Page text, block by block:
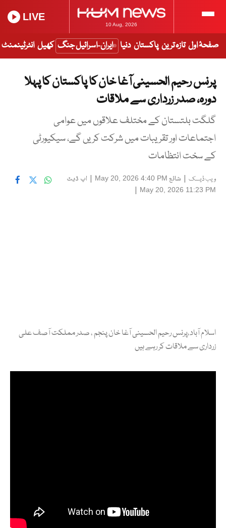
10 Aug, 2026
LIVE
صفحۂ اول تازہ ترین پاکستان دنیا ایران-اسرائیل جنگ کھیل انٹرٹینمنٹ
پرنس رحیم الحسینی آغا خان کا پاکستان کا پہلا
دورہ، صدر زرداری سے ملاقات
گلگت بلتستان کے مختلف علاقوں میں عوامی
اجتماعات اور تقریبات میں شرکت کریں گے، سیکیورٹی
کے سخت انتظامات
ویب ڈیسک | شائع May 20, 2026 4:40 PM
| اپ ڈیٹ
May 20, 2026 11:23 PM
|
اسلام آباد،پرنس رحیم الحسینی آغا خان پنجم ، صدر مملکت آصف علی
زرداری سے ملاقات کر رہے ہیں